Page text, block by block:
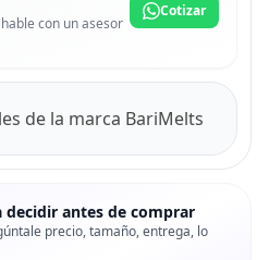
con un asesor
Cotizar
de la marca BariMelts
decidir antes de comprar
precio, tamaño, entrega, lo